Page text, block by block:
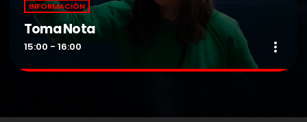
INFORMACIÓN
Toma Nota
15:00 - 16:00 more_vert